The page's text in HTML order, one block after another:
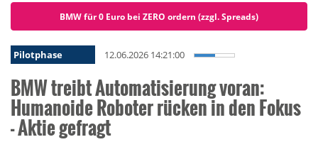
BMW für 0 Euro bei ZERO ordern (zzgl. Spreads)
Pilotphase 12.06.2026 14:21:00
BMW treibt Automatisierung voran:
Humanoide Roboter rücken in den Fokus
- Aktie gefragt